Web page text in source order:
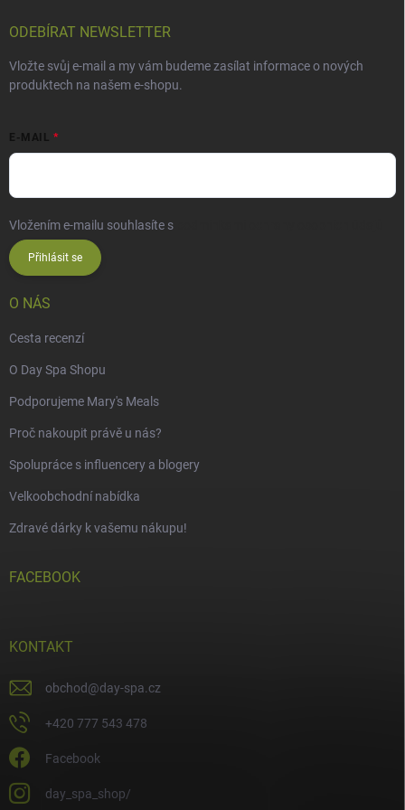
ODEBÍRAT NEWSLETTER
Vložte svůj e-mail a my vám budeme zasílat informace o nových
produktech na našem e-shopu.
E-MAIL
Vložením e-mailu souhlasíte s
Přihlásit se
O NÁS
Cesta recenzí
O Day Spa Shopu
Podporujeme Mary's Meals
Proč nakoupit právě u nás?
Spolupráce s influencery a blogery
Velkoobchodní nabídka
Zdravé dárky k vašemu nákupu!
FACEBOOK
KONTAKT
obchod@day-spa.cz
+420 777 543 478
Facebook
day_spa_shop/